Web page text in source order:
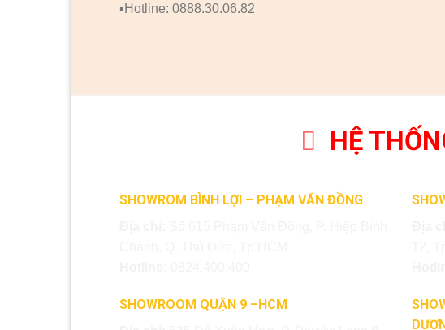
▪️Hotline: 0888.30.06.82
HỆ
SHOWROM BÌNH LỢI – PHẠM VĂN ĐỒNG
SHOWROOM QUẬN 9 –HCM